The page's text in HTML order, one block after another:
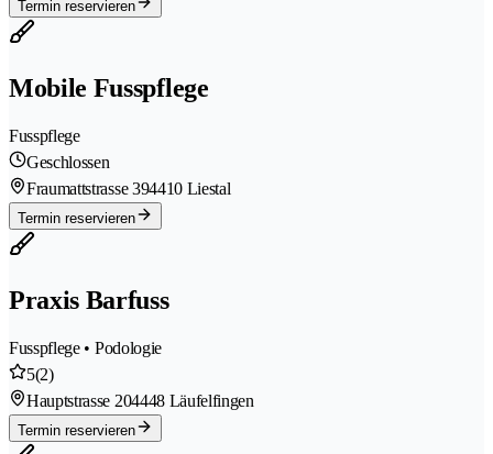
Termin reservieren
Mobile Fusspflege
Fusspflege
Geschlossen
Fraumattstrasse 394410 Liestal
Termin reservieren
Praxis Barfuss
Fusspflege • Podologie
5(2)
Hauptstrasse 204448 Läufelfingen
Termin reservieren